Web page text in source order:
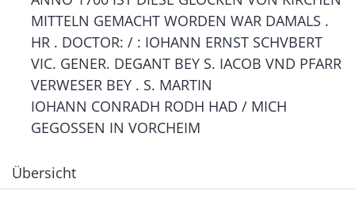
MITTELN GEMACHT WORDEN WAR DAMALS .
HR . DOCTOR: / : IOHANN ERNST SCHVBERT
VIC. GENER. DEGANT BEY S. IACOB VND PFARR
VERWESER BEY . S. MARTIN
IOHANN CONRADH RODH HAD / MICH
GEGOSSEN IN VORCHEIM
Übersicht